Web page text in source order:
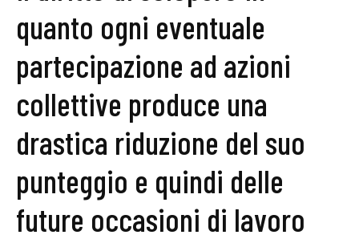
quanto ogni eventuale
partecipazione ad azioni
collettive produce una
drastica riduzione del suo
punteggio e quindi delle
future occasioni di lavoro